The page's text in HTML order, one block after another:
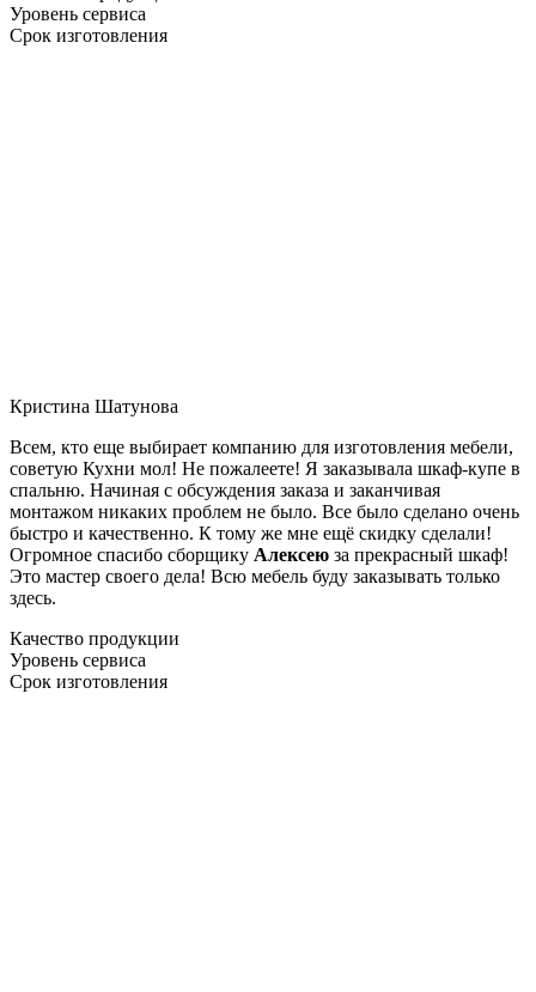
Уровень сервиса
Срок изготовления
Кристина Шатунова
Всем, кто еще выбирает компанию для изготовления мебели,
советую Кухни мол! Не пожалеете! Я заказывала шкаф-купе в
спальню. Начиная с обсуждения заказа и заканчивая
монтажом никаких проблем не было. Все было сделано очень
быстро и качественно. К тому же мне ещё скидку сделали!
Огромное спасибо сборщику Алексею за прекрасный шкаф!
Это мастер своего дела! Всю мебель буду заказывать только
здесь.
Качество продукции
Уровень сервиса
Срок изготовления